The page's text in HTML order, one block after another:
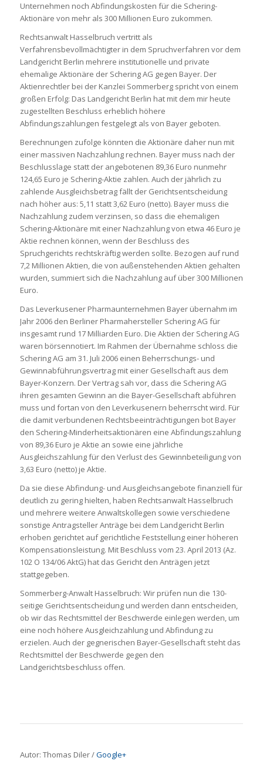
Unternehmen noch Abfindungskosten für die Schering-
Aktionäre von mehr als 300 Millionen Euro zukommen.
Rechtsanwalt Hasselbruch vertritt als
Verfahrensbevollmächtigter in dem Spruchverfahren vor dem
Landgericht Berlin mehrere institutionelle und private
ehemalige Aktionäre der Schering AG gegen Bayer. Der
Aktienrechtler bei der Kanzlei Sommerberg spricht von einem
großen Erfolg: Das Landgericht Berlin hat mit dem mir heute
zugestellten Beschluss erheblich höhere
Abfindungszahlungen festgelegt als von Bayer geboten.
Berechnungen zufolge könnten die Aktionäre daher nun mit
einer massiven Nachzahlung rechnen. Bayer muss nach der
Beschlusslage statt der angebotenen 89,36 Euro nunmehr
124,65 Euro je Schering-Aktie zahlen. Auch der jährlich zu
zahlende Ausgleichsbetrag fällt der Gerichtsentscheidung
nach höher aus: 5,11 statt 3,62 Euro (netto). Bayer muss die
Nachzahlung zudem verzinsen, so dass die ehemaligen
Schering-Aktionäre mit einer Nachzahlung von etwa 46 Euro je
Aktie rechnen können, wenn der Beschluss des
Spruchgerichts rechtskräftig werden sollte. Bezogen auf rund
7,2 Millionen Aktien, die von außenstehenden Aktien gehalten
wurden, summiert sich die Nachzahlung auf über 300 Millionen
Euro.
Das Leverkusener Pharmaunternehmen Bayer übernahm im
Jahr 2006 den Berliner Pharmahersteller Schering AG für
insgesamt rund 17 Milliarden Euro. Die Aktien der Schering AG
waren börsennotiert. Im Rahmen der Übernahme schloss die
Schering AG am 31. Juli 2006 einen Beherrschungs- und
Gewinnabführungsvertrag mit einer Gesellschaft aus dem
Bayer-Konzern. Der Vertrag sah vor, dass die Schering AG
ihren gesamten Gewinn an die Bayer-Gesellschaft abführen
muss und fortan von den Leverkusenern beherrscht wird. Für
die damit verbundenen Rechtsbeeinträchtigungen bot Bayer
den Schering-Minderheitsaktionären eine Abfindungszahlung
von 89,36 Euro je Aktie an sowie eine jährliche
Ausgleichszahlung für den Verlust des Gewinnbeteiligung von
3,63 Euro (netto) je Aktie.
Da sie diese Abfindung- und Ausgleichsangebote finanziell für
deutlich zu gering hielten, haben Rechtsanwalt Hasselbruch
und mehrere weitere Anwaltskollegen sowie verschiedene
sonstige Antragsteller Anträge bei dem Landgericht Berlin
erhoben gerichtet auf gerichtliche Feststellung einer höheren
Kompensationsleistung. Mit Beschluss vom 23. April 2013 (Az.
102 O 134/06 AktG) hat das Gericht den Anträgen jetzt
stattgegeben.
Sommerberg-Anwalt Hasselbruch: Wir prüfen nun die 130-
seitige Gerichtsentscheidung und werden dann entscheiden,
ob wir das Rechtsmittel der Beschwerde einlegen werden, um
eine noch höhere Ausgleichzahlung und Abfindung zu
erzielen. Auch der gegnerischen Bayer-Gesellschaft steht das
Rechtsmittel der Beschwerde gegen den
Landgerichtsbeschluss offen.
Autor: Thomas Diler /Google+